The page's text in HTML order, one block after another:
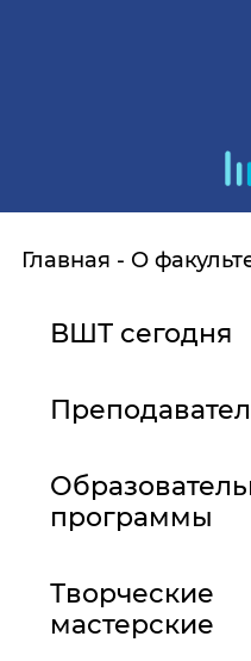
Главная О
ВШТ сегодня
программы
Творческие
мастерские